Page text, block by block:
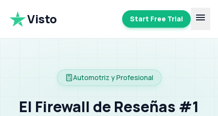
Visto Start Free Trial menu
Automotriz y Profesional
El Firewall de Reseñas #1